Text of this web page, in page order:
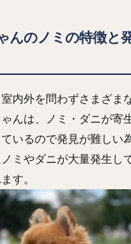
んのノミの特徴と
内外を問わずさまざま
んは、ノミ・ダニが寄
いるので発見が難しい
ミやダニが大量発生し
す。